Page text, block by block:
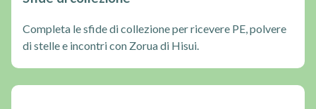
Completa le sfide di collezione per ricevere PE, polvere
di stelle e incontri con Zorua di Hisui.